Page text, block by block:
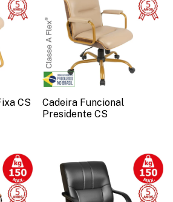
CS
Cadeira Funcional
Presidente CS